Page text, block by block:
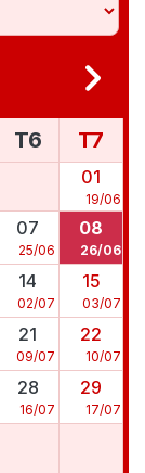
T6 T7
01
19/06
07
25/06
08
26/06
14
02/07
15
03/07
21
09/07
22
10/07
28
16/07
29
17/07